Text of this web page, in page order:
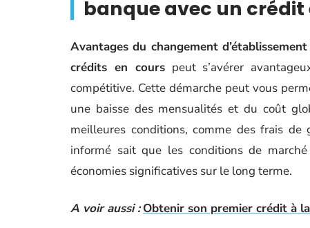
banque avec un crédit
Avantages du changement
crédits en courspeut s’avérer
compétitive. Cette démarche peut vous
une baisse des mensualités et du coût
meilleures conditions, comme des frais
informé sait que les conditions de
économies significatives sur le long terme.
A voir aussi : Obtenir son premier crédit à